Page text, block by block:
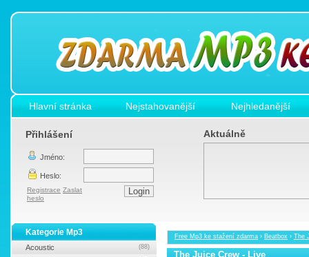
Hlavní stránka Nejstahovanější Nejhledanější
Přihlášení
Jméno:
Heslo:
Registrace Zaslat
heslo
Aktuálně
Free Mp3 ke stažení zdarma › Beatbox › The
The Juice Crew - Live
Kategorie Mp3
Acoustic (88)